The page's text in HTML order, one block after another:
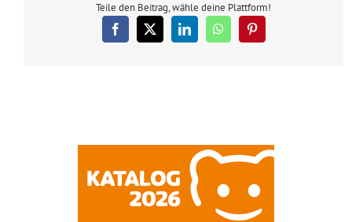
Teile den Beitrag, wähle deine Plattform!
Facebook
X LinkedInWhatsAppPinterest